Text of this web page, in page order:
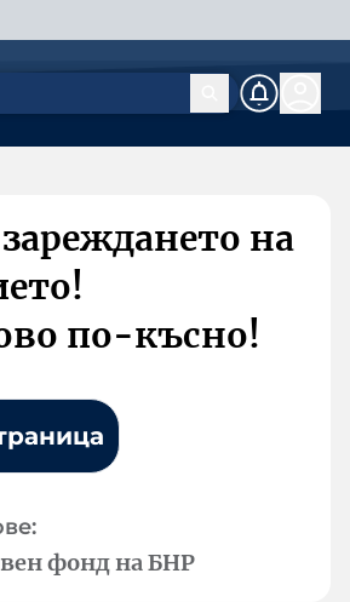
на
по-късно!
фонд на БНР